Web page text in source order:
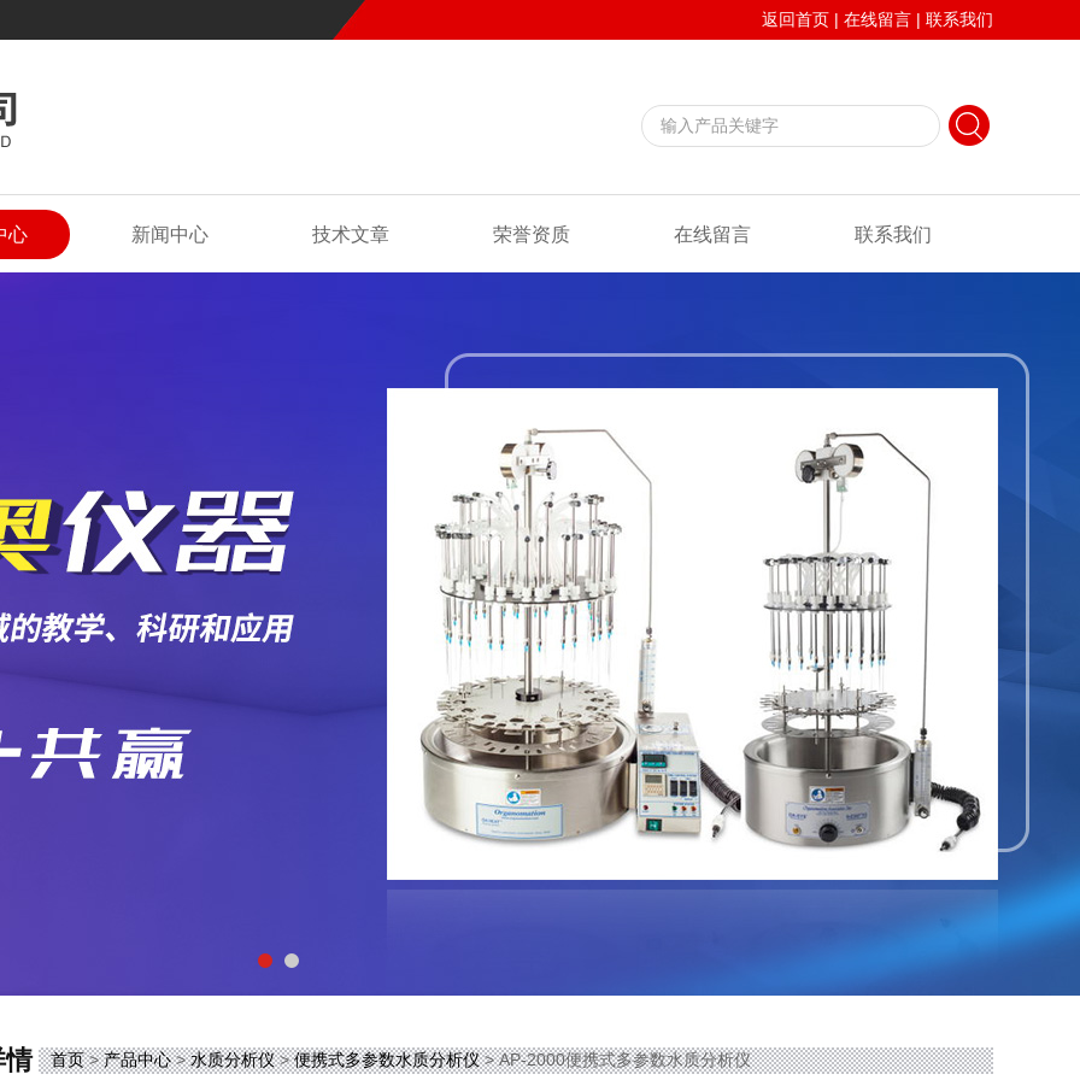
返回首页 | 在线留言 | 联系我们
心 新闻中心 技术文章 荣誉资质 在线留言 联系我们
情 首页>产品中心>水质分析仪>便携式多参数水质分析仪> AP-2000便携式多参数水质分析仪